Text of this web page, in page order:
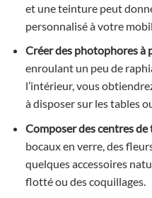
et une teinture peut
personnalisé à votre
Créer des photophores à
enroulant un peu de
l’intérieur, vous
à disposer sur les tables
Composer des centres
bocaux en verre, des
quelques accessoires
flotté ou des coquillages.